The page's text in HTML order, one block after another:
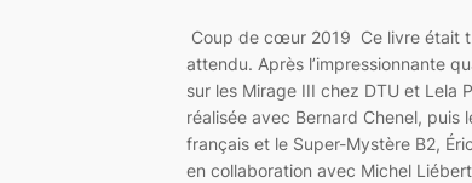
Coup de cœur 2019 Ce livre était
attendu. Après l’impressionnante
sur les Mirage III chez DTU et Lela
réalisée avec Bernard Chenel, puis
français et le Super-Mystère B2,
en collaboration avec Michel